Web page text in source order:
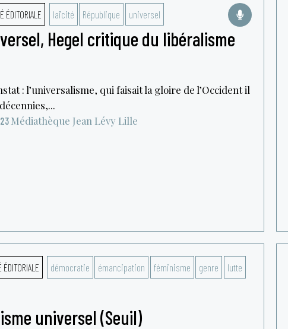
ÉDITORIALE laïcité République universel
Hegel critique du libéralisme
: l’universalisme, qui faisait la gloire de l’Occident il
Médiathèque Jean Lévy Lille
démocratie émancipation féminisme genre lutte
universel (Seuil)